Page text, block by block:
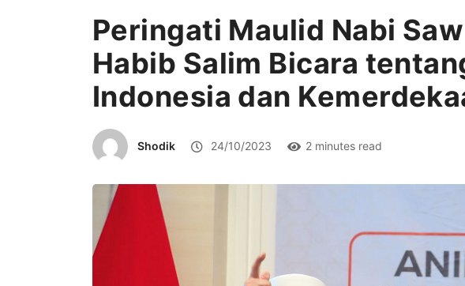
Peringati Maulid Nabi
Habib Salim Bicara
Indonesia dan
Shodik 24/10/2023 2 minutes read